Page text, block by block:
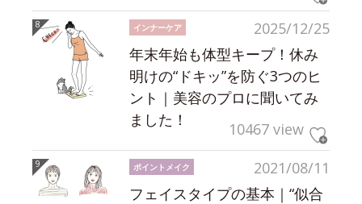
2025/12/25
インナーケア
年末年始も体型キープ！休み
明けの“ドキッ”を防ぐ3つのヒ
ント｜美容のプロに聞いてみ
ました！
10467 view
2021/08/11
ポイントメイク
フェイスタイプの基本｜“似合